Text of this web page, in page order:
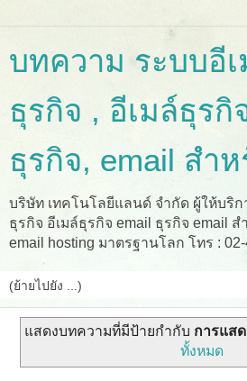
บทความ ระบบอี
ธุรกิจ , อีเมล์ธุรกิ
ธุรกิจ, email สำ
บริษัท เทคโนโลยีแลนด์ จำกัด ผู้ให้บริก
ธุรกิจ อีเมล์ธุรกิจ email ธุรกิจ email ส
email hosting มาตรฐานโลก โทร :
แสดงบทความที่มีป้ายกำกับ การแสด
ทั้งหมด